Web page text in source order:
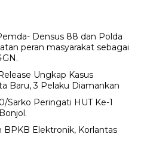
Densus 88 dan Polda
peran masyarakat sebagai
Ungkap Kasus
Baru, 3 Pelaku Diamankan
Sarko Peringati HUT Ke-1
Elektronik, Korlantas